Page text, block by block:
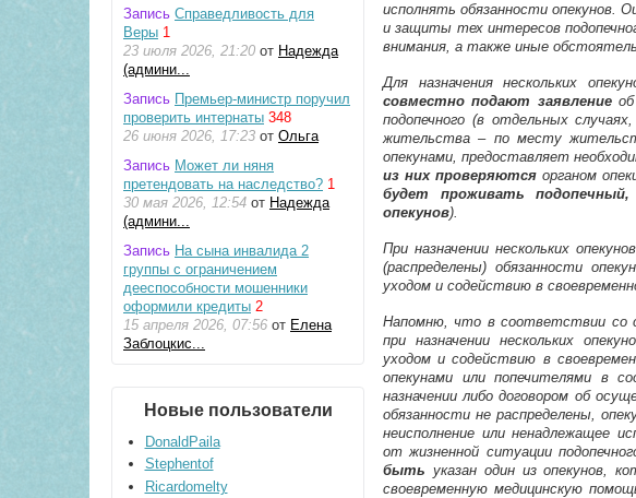
исполнять обязанности опекунов.
и защиты тех интересов
внимания, а также иные
Для назначения нескольких
совместно подают заявлениеоб
подопечного (в отдельных
жительства – по месту
опекунами, предоставляет
из них проверяются органом
будет проживать
опекунов).
При назначении нескольких
(распределены) обязанности
уходом и содействию в
Напомню, что в соответствии со
при назначении нескольких
уходом и содействию в
опекунами или попечителями в
назначении либо договором об
обязанности не распределены,
неисполнение или ненадлежащее
от жизненной ситуации
быть указан один из опекунов,
своевременную медицинскую
Запись Справедливость для
Веры 1
23 июля 2026, 21:20 от Надежда
(админи...
Запись Премьер-министр поручил
проверить интернаты 348
26 июня 2026, 17:23 от Ольга
Запись Может ли няня
претендовать на наследство? 1
30 мая 2026, 12:54 от Надежда
(админи...
Запись На сына инвалида 2
группы с ограничением
дееспособности мошенники
оформили кредиты 2
15 апреля 2026, 07:56 от Елена
Заблоцкис...
Новые пользователи
DonaldPaila
Stephentof
Ricardomelty